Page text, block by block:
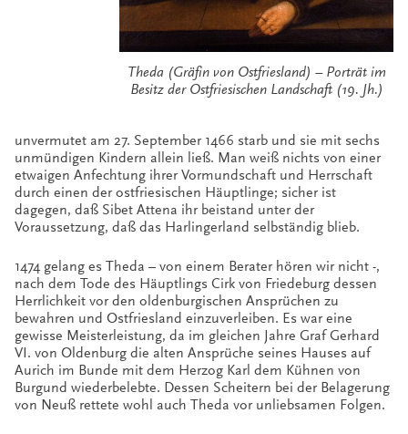
Theda (Gräfin von Ostfriesland) – Porträt im
Besitz der Ostfriesischen Landschaft (19. Jh.)
unvermutet am 27. September 1466 starb und sie mit sechs
unmündigen Kindern allein ließ. Man weiß nichts von einer
etwaigen Anfechtung ihrer Vormundschaft und Herrschaft
durch einen der ostfriesischen Häuptlinge; sicher ist
dagegen, daß Sibet Attena ihr beistand unter der
Voraussetzung, daß das Harlingerland selbständig blieb.
1474 gelang es Theda – von einem Berater hören wir nicht -,
nach dem Tode des Häuptlings Cirk von Friedeburg dessen
Herrlichkeit vor den oldenburgischen Ansprüchen zu
bewahren und Ostfriesland einzuverleiben. Es war eine
gewisse Meisterleistung, da im gleichen Jahre Graf Gerhard
VI. von Oldenburg die alten Ansprüche seines Hauses auf
Aurich im Bunde mit dem Herzog Karl dem Kühnen von
Burgund wiederbelebte. Dessen Scheitern bei der Belagerung
von Neuß rettete wohl auch Theda vor unliebsamen Folgen.